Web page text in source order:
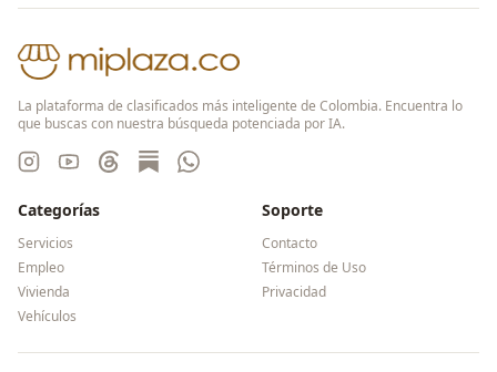
La plataforma de clasificados más inteligente de Colombia. Encuentra lo
que buscas con nuestra búsqueda potenciada por IA.
Categorías
Servicios
Empleo
Vivienda
Vehículos
Soporte
Contacto
Términos de Uso
Privacidad